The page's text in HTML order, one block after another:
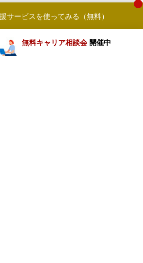
サービスを使ってみる（無料）
無料キャリア相談会 開催中